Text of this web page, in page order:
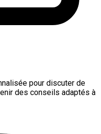
pour discuter de
des conseils adaptés à